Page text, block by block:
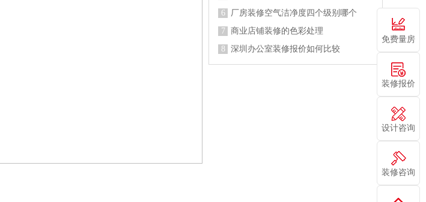
6
厂房装修空气洁净度四个级别哪个
7
商业店铺装修的色彩处理
8
深圳办公室装修报价如何比较
免费量房
装修报价
设计咨询
装修咨询